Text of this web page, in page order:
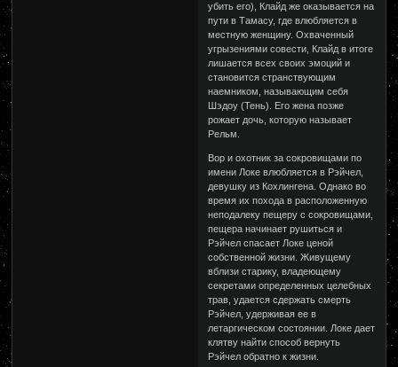
убить его), Клайд же оказывается на
пути в Тамасу, где влюбляется в
местную женщину. Охваченный
угрызениями совести, Клайд в итоге
лишается всех своих эмоций и
становится странствующим
наемником, называющим себя
Шэдоу (Тень). Его жена позже
рожает дочь, которую называет
Рельм.
Вор и охотник за сокровищами по
имени Локе влюбляется в Рэйчел,
девушку из Кохлингена. Однако во
время их похода в расположенную
неподалеку пещеру с сокровищами,
пещера начинает рушиться и
Рэйчел спасает Локе ценой
собственной жизни. Живущему
вблизи старику, владеющему
секретами определенных целебных
трав, удается сдержать смерть
Рэйчел, удерживая ее в
летаргическом состоянии. Локе дает
клятву найти способ вернуть
Рэйчел обратно к жизни.